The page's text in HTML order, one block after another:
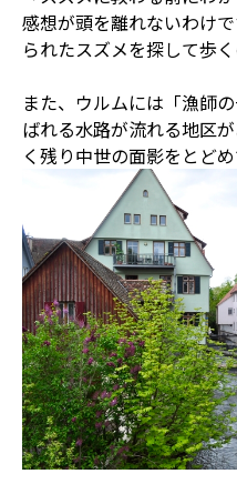
感想が頭を離れないわけ
られたスズメを探して歩
また、ウルムには「漁師
ばれる水路が流れる地区
く残り中世の面影をとど